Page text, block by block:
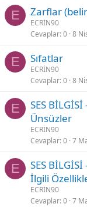
E Zarflar
ECRİN90
Cevaplar 0 8
E Sıfatlar
ECRİN90
Cevaplar 0 8
E
SES
Ünsüzler
ECRİN90
Cevaplar 0 7
E
SES
İlgili
ECRİN90
Cevaplar 0 7